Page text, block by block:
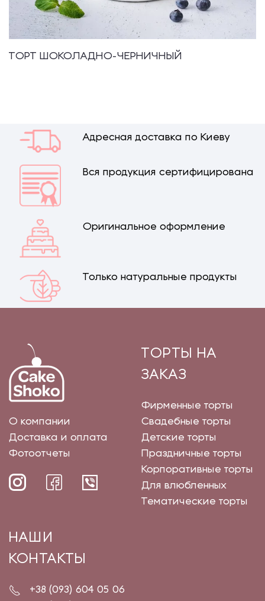
ТОРТ ШОКОЛАДНО-ЧЕРНИЧНЫЙ
Адресная доставка по Киеву
Вся продукция сертифицирована
Оригинальное оформление
Только натуральные продукты
О компании
Доставка и оплата
Фотоотчеты
ТОРТЫ НА
ЗАКАЗ
Фирменные торты
Свадебные торты
Детские торты
Праздничные торты
Корпоративные торты
Для влюбленных
Тематические торты
НАШИ
КОНТАКТЫ
+38 (093) 604 05 06